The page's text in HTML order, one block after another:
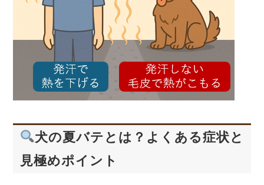
犬の夏バテとは？よくある症状と
見極めポイント